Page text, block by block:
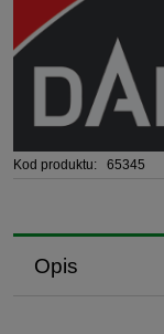
Kod produktu: 65345
Opis